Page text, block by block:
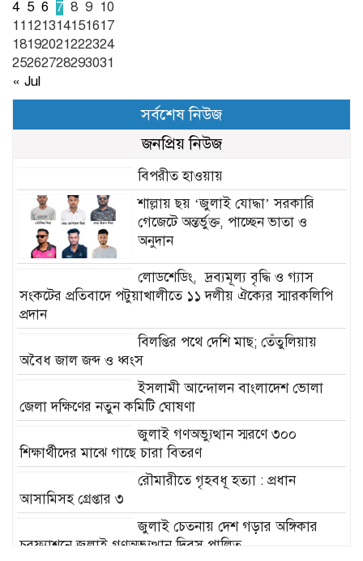
4 5 6 7 8 9 10
11121314151617
18192021222324
25262728293031
« Jul
সর্বশেষ নিউজ
জনপ্রিয় নিউজ
বিপরীত হাওয়ায়
শাল্লায় ছয় ‘জুলাই যোদ্ধা’ সরকারি
গেজেটে অন্তর্ভুক্ত, পাচ্ছেন ভাতা ও
অনুদান
লোডশেডিং, দ্রব্যমূল্য বৃদ্ধি ও গ্যাস
সংকটের প্রতিবাদে পটুয়াখালীতে ১১ দলীয় ঐক্যের স্মারকলিপি
প্রদান
বিলপ্তির পথে দেশি মাছ; তেঁতুলিয়ায়
অবৈধ জাল জব্দ ও ধ্বংস
ইসলামী আন্দোলন বাংলাদেশ ভোলা
জেলা দক্ষিণের নতুন কমিটি ঘোষণা
জুলাই গণঅভ্যুত্থান স্মরণে ৩০০
শিক্ষার্থীদের মাঝে গাছে চারা বিতরণ
রৌমারীতে গৃহবধূ হত্যা : প্রধান
আসামিসহ গ্রেপ্তার ৩
জুলাই চেতনায় দেশ গড়ার অঙ্গিকার
চরফ্যাশনে জুলাই গণঅভ্যুত্থান দিবস পালিত